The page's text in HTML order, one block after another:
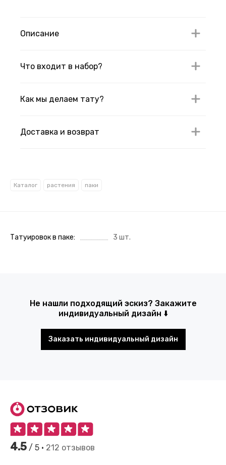
Описание
Что входит в набор?
Как мы делаем тату?
Доставка и возврат
Каталог растения паки
Татуировок в паке 3 шт.
Не нашли подходящий эскиз? Закажите
индивидуальный дизайн ⬇️
Заказать индивидуальный дизайн
4.5 / 5 • 212 отзывов